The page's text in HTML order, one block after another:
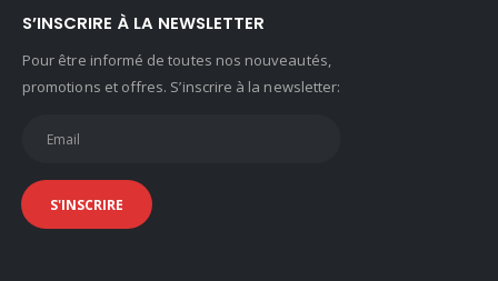
S’INSCRIRE À LA NEWSLETTER
Pour être informé de toutes nos nouveautés,
promotions et offres. S’inscrire à la newsletter: